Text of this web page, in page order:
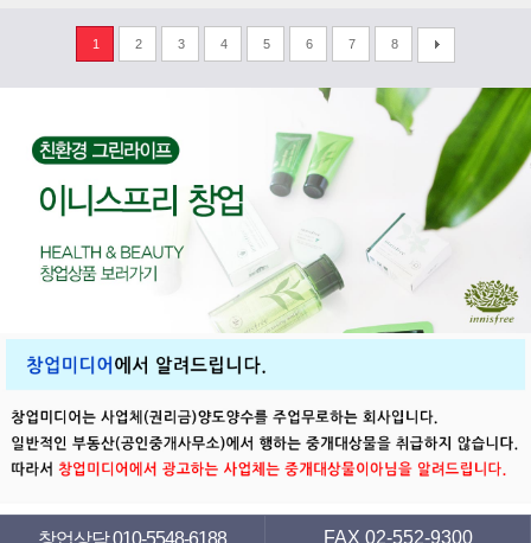
1 2 3 4 5 6 7 8
FAX 02-552-9300